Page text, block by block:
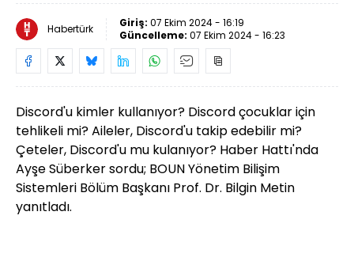
Habertürk Giriş: 07 Ekim 2024 - 16:19
Güncelleme: 07 Ekim 2024 - 16:23
Discord'u kimler kullanıyor? Discord çocuklar için
tehlikeli mi? Aileler, Discord'u takip edebilir mi?
Çeteler, Discord'u mu kulanıyor? Haber Hattı'nda
Ayşe Süberker sordu; BOUN Yönetim Bilişim
Sistemleri Bölüm Başkanı Prof. Dr. Bilgin Metin
yanıtladı.